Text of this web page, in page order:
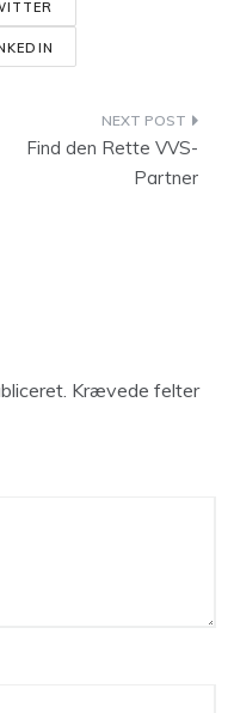
Find den Rette VVS-
Partner
Krævede felter